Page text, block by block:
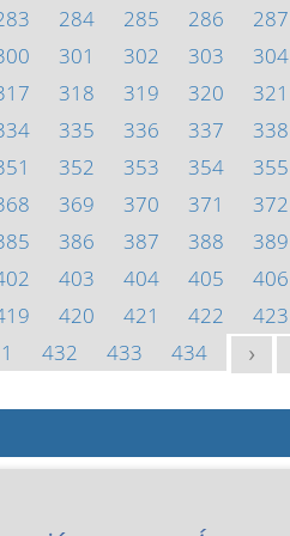
284 285 286 287
301 302 303 304
318 319 320 321
335 336 337 338
352 353 354 355
369 370 371 372
386 387 388 389
403 404 405 406
420 421 422 423
432 433 434 >